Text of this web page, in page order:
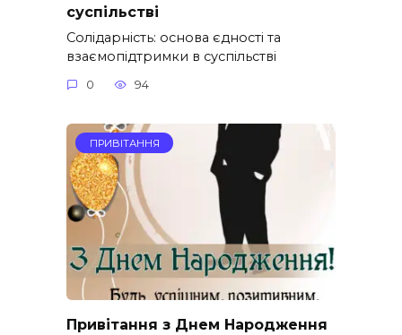
суспільстві
Солідарність: основа єдності та
взаємопідтримки в суспільстві
0 94
ПРИВІТАННЯ
Привітання з Днем Народження